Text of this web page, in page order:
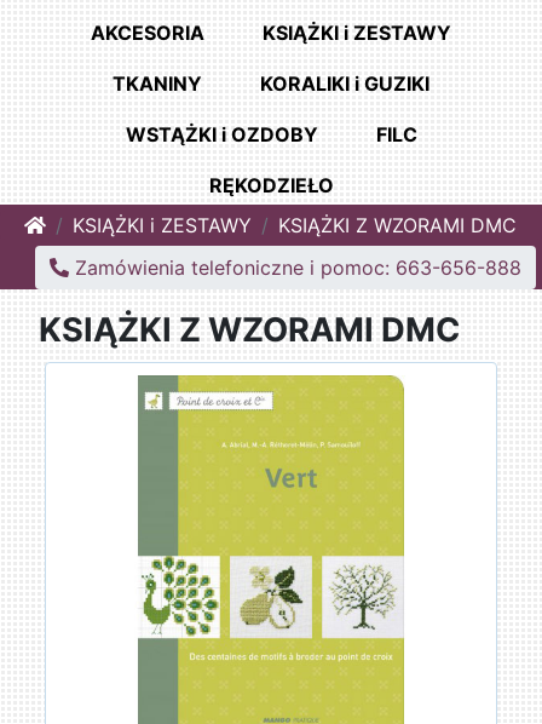
AKCESORIA KSIĄŻKI i ZESTAWY
TKANINY KORALIKI i GUZIKI
WSTĄŻKI i OZDOBY FILC
RĘKODZIEŁO
HomeKSIĄŻKI i ZESTAWY
KSIĄŻKI Z WZORAMI DMC
Zamówienia telefoniczne i pomoc: 663-656-888
KSIĄŻKI Z WZORAMI DMC